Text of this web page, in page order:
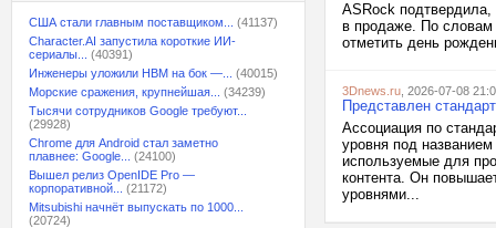
США стали главным поставщиком...
(41137)
Character.AI запустила короткие ИИ-
сериалы...
(40391)
Инженеры уложили HBM на бок —...
(40015)
Морские сражения, крупнейшая...
(34239)
Тысячи сотрудников Google требуют...
(29928)
Chrome для Android стал заметно
плавнее: Google...
(24100)
Вышел релиз OpenIDE Pro —
корпоративной...
(21172)
Mitsubishi начнёт выпускать по 1000...
(20724)
ASRock подтвердила,
в продаже. По словам
отметить день
3Dnews.ru , 2026-07-08
Представлен
Ассоциация по
уровня под
используемые для
контента. Он
уровнями...